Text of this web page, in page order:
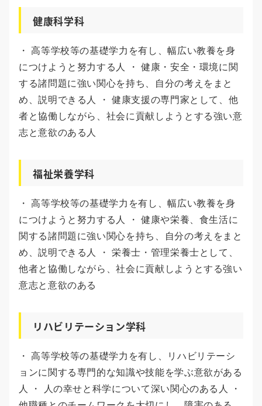
健康科学科
・ 高等学校等の基礎学力を有し、幅広い教養を身
につけようと努力する人 ・ 健康・安全・環境に関
する諸問題に強い関心を持ち、自分の考えをまと
め、説明できる人 ・ 健康支援の専門家として、他
者と協働しながら、社会に貢献しようとする強い意
志と意欲のある人
福祉栄養学科
・ 高等学校等の基礎学力を有し、幅広い教養を身
につけようと努力する人 ・ 健康や栄養、食生活に
関する諸問題に強い関心を持ち、自分の考えをまと
め、説明できる人 ・ 栄養士・管理栄養士として、
他者と協働しながら、社会に貢献しようとする強い
意志と意欲のある
リハビリテーション学科
・ 高等学校等の基礎学力を有し、リハビリテーシ
ョンに関する専門的な知識や技能を学ぶ意欲がある
人 ・ 人の幸せと科学について深い関心のある人 ・